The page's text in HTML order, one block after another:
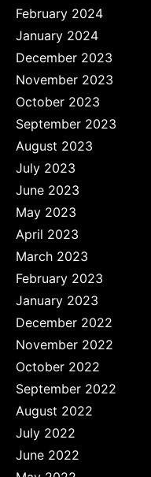
February 2024
January 2024
December 2023
November 2023
October 2023
September 2023
August 2023
July 2023
June 2023
May 2023
April 2023
March 2023
February 2023
January 2023
December 2022
November 2022
October 2022
September 2022
August 2022
July 2022
June 2022